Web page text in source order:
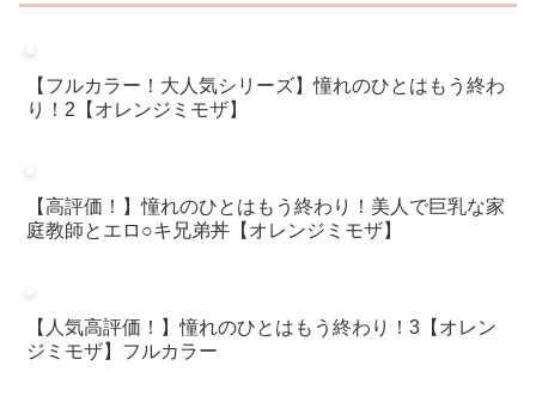
【フルカラー！大人気シリーズ】憧れのひとはもう終わ
り！2【オレンジミモザ】
【高評価！】憧れのひとはもう終わり！美人で巨乳な家
庭教師とエロ○キ兄弟丼【オレンジミモザ】
【人気高評価！】憧れのひとはもう終わり！3【オレン
ジミモザ】フルカラー